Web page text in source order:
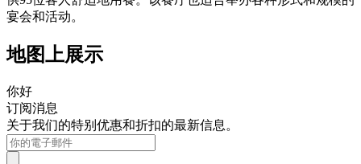
宴会和活动。
地图上展示
你好
订阅消息
关于我们的特别优惠和折扣的最新信息。